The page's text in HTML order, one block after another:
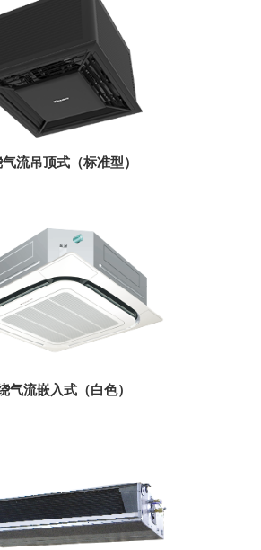
流吊顶式（标准型）
气流嵌入式（白色）